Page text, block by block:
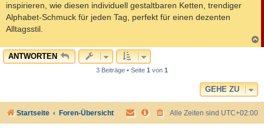
inspirieren, wie diesen individuell gestaltbaren Ketten, trendiger
Alphabet-Schmuck für jeden Tag, perfekt für einen dezenten
Alltagsstil.
a
ANTWORTEN
3 Beiträge • Seite 1 von 1
GEHE ZU
Startseite Foren-Übersicht Alle Zeiten sind UTC+02:00